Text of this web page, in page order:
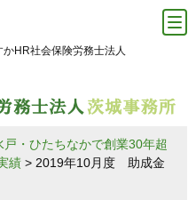
HR社会保険労務士法人
・ひたちなかで創業30年超
績 > 2019年10月度 助成金